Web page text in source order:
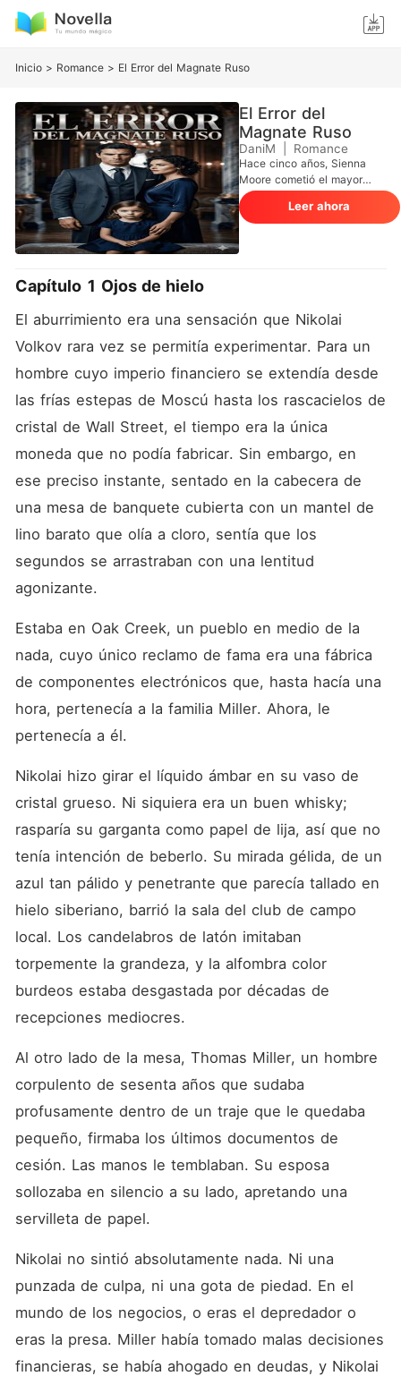
Inicio > Romance > El Error del Magnate Ruso
El Error del
Magnate Ruso
DaniM Romance
Hace cinco años, Sienna
Moore cometió el mayor
error de su vida: enamorarse
de Nikolai Volkov. Lo que
para la inocente pasante fue
una semana de pasión
Cuando Sienna descubrió
que estaba embarazada,
intentó buscarlo, solo para
chocar contra un muro de
levantado por el círculo de
hierro del magnate. Sola y
con el corazón roto, Sienna
desapareció para proteger a
frío y letal que nunca.
Durante un viaje de
negocios a una pequeña
ciudad para absorber una
hielo se resquebraja al
misma mirada desafiante y
sus inconfundibles ojos azul
hielo. Convencido de que
Sienna le ocultó a su
heredera por puro egoísmo,
Nikolai desata su furia. Con
o se mudan a su mansión
a la niña para siempre.
Nikolai cree que ha
comprado a una prisionera
sumisa, pero pronto
pasante que dejó atrás es
ahora una madre leona
dispuesta a todo, y que el
verdadero engaño ha estado
durante años.
Leer ahora
Capítulo 1 Ojos de hielo
El aburrimiento era una sensación que Nikolai
Volkov rara vez se permitía experimentar. Para un
hombre cuyo imperio financiero se extendía desde
las frías estepas de Moscú hasta los rascacielos de
cristal de Wall Street, el tiempo era la única
moneda que no podía fabricar. Sin embargo, en
ese preciso instante, sentado en la cabecera de
una mesa de banquete cubierta con un mantel de
lino barato que olía a cloro, sentía que los
segundos se arrastraban con una lentitud
agonizante.
Estaba en Oak Creek, un pueblo en medio de la
nada, cuyo único reclamo de fama era una fábrica
de componentes electrónicos que, hasta hacía una
hora, pertenecía a la familia Miller. Ahora, le
pertenecía a él.
Nikolai hizo girar el líquido ámbar en su vaso de
cristal grueso. Ni siquiera era un buen whisky;
rasparía su garganta como papel de lija, así que no
tenía intención de beberlo. Su mirada gélida, de un
azul tan pálido y penetrante que parecía tallado en
hielo siberiano, barrió la sala del club de campo
local. Los candelabros de latón imitaban
torpemente la grandeza, y la alfombra color
burdeos estaba desgastada por décadas de
recepciones mediocres.
Al otro lado de la mesa, Thomas Miller, un hombre
corpulento de sesenta años que sudaba
profusamente dentro de un traje que le quedaba
pequeño, firmaba los últimos documentos de
cesión. Las manos le temblaban. Su esposa
sollozaba en silencio a su lado, apretando una
servilleta de papel.
Nikolai no sintió absolutamente nada. Ni una
punzada de culpa, ni una gota de piedad. En el
mundo de los negocios, o eras el depredador o
eras la presa. Miller había tomado malas decisiones
financieras, se había ahogado en deudas, y Nikolai